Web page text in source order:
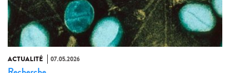
ACTUALITÉ 07.05.2026